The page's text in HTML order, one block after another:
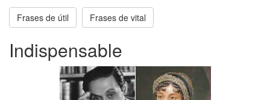
Frases de útil Frases de vital
Indispensable